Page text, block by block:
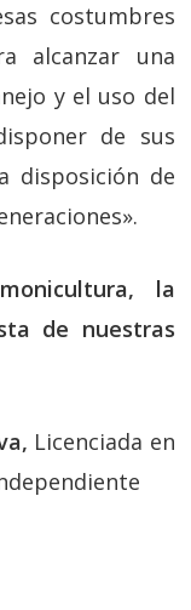
costumbres
alcanzar una
y el uso del
de sus
disposición de
la
de nuestras
Licenciada en